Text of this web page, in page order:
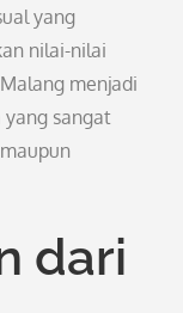
yang
nilai-nilai
menjadi
sangat
dari